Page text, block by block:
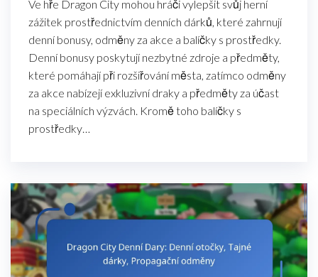
Ve hře Dragon City mohou hráči vylepšit svůj herní
zážitek prostřednictvím denních dárků, které zahrnují
denní bonusy, odměny za akce a balíčky s prostředky.
Denní bonusy poskytují nezbytné zdroje a předměty,
které pomáhají při rozšiřování města, zatímco odměny
za akce nabízejí exkluzivní draky a předměty za účast
na speciálních výzvách. Kromě toho balíčky s
prostředky…